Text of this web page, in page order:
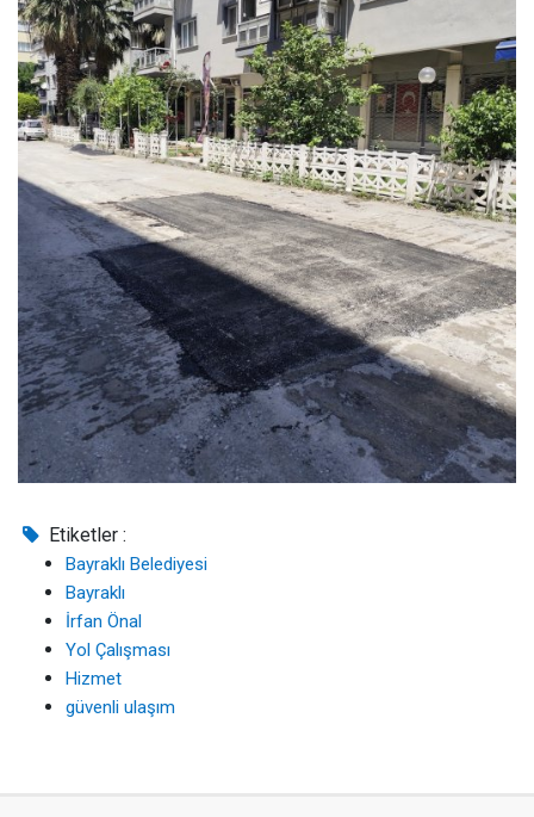
Etiketler :
Bayraklı Belediyesi
Bayraklı
İrfan Önal
Yol Çalışması
Hizmet
güvenli ulaşım